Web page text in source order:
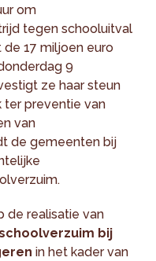
om
tegen schooluitval
17 miljoen euro
9
ze haar steun
ter preventie van
van
de gemeenten bij
de realisatie van
bij
in het kader van